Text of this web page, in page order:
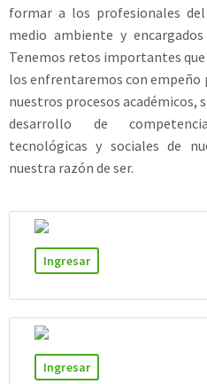
formar a los profesionales
medio ambiente y
Tenemos retos importantes
los enfrentaremos con
nuestros procesos académicos,
desarrollo de
tecnológicas y sociales de
nuestra razón de ser.
Ingresar
Ingresar